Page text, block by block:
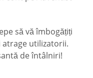
să vă îmbogățiți
utilizatorii.
de întâlniri!